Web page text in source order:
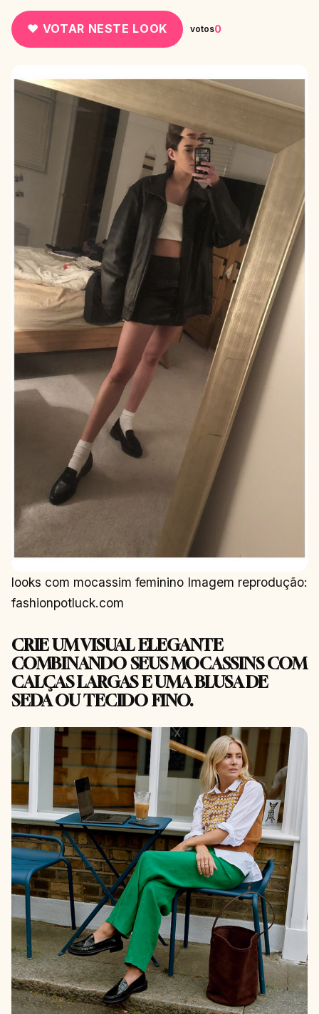
♥ VOTAR NESTE LOOK votos0
looks com mocassim feminino Imagem reprodução:
fashionpotluck.com
CRIE UM VISUAL ELEGANTE
COMBINANDO SEUS MOCASSINS COM
CALÇAS LARGAS E UMA BLUSA DE
SEDA OU TECIDO FINO.